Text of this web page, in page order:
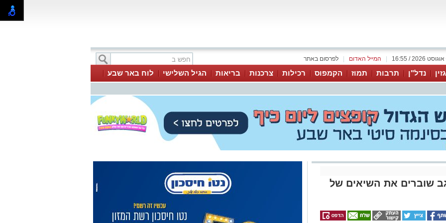
לפרסום באתר המייל האדום
נדל"ן תרבות תמוז הקמפוס רכילות צרכנות בריאות הגיל השלישי
לוח באר שבע
שוברים את השיאים של